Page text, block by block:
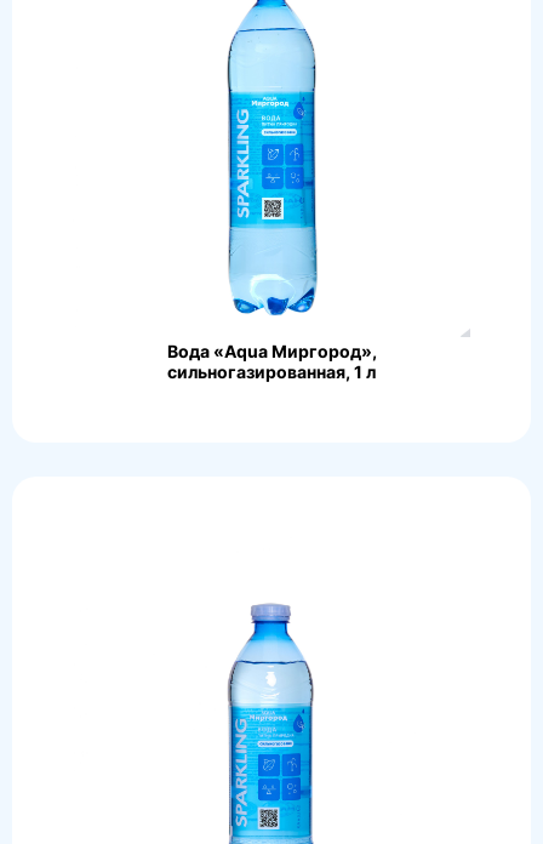
Вода «Aqua Миргород»,
сильногазированная, 1 л